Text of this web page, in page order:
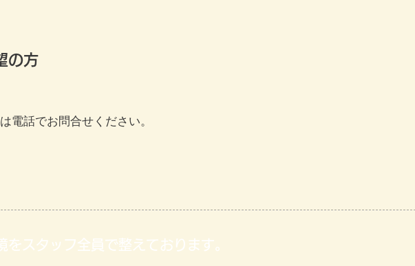
の方
電話でお問合せください。
スタッフ全員で整えております。